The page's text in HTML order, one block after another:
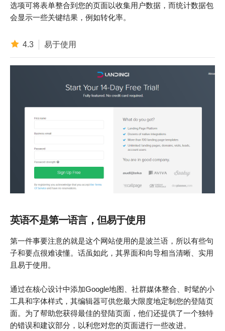
选项可将表单整合到您的页面以收集用户数据，而统计数据包
会显示一些关键结果，例如转化率。
4.3 易于使用
英语不是第一语言，但易于使用
第一件事要注意的就是这个网站使用的是波兰语，所以有些句
子和要点很难读懂。话虽如此，其界面和向导相当清晰、实用
且易于使用。
通过在核心设计中添加Google地图、社群媒体整合、时髦的小
工具和字体样式，其编辑器可供您最大限度地定制您的登陆页
面。为了帮助您获得最佳的登陆页面，他们还提供了一个独特
的错误和建议部分，以利您对您的页面进行一些改进。